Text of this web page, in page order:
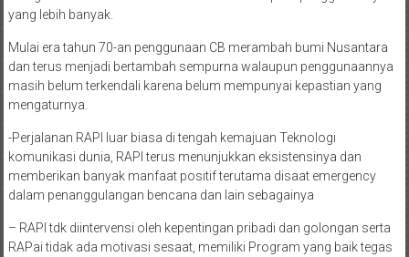
yang lebih banyak.
Mulai era tahun 70-an penggunaan CB merambah bumi Nusantara
dan terus menjadi bertambah sempurna walaupun penggunaannya
masih belum terkendali karena belum mempunyai kepastian yang
mengaturnya.
-Perjalanan RAPI luar biasa di tengah kemajuan Teknologi
komunikasi dunia, RAPI terus menunjukkan eksistensinya dan
memberikan banyak manfaat positif terutama disaat emergency
dalam penanggulangan bencana dan lain sebagainya
– RAPI tdk diintervensi oleh kepentingan pribadi dan golongan serta
RAPai tidak ada motivasi sesaat, memiliki Program yang baik tegas